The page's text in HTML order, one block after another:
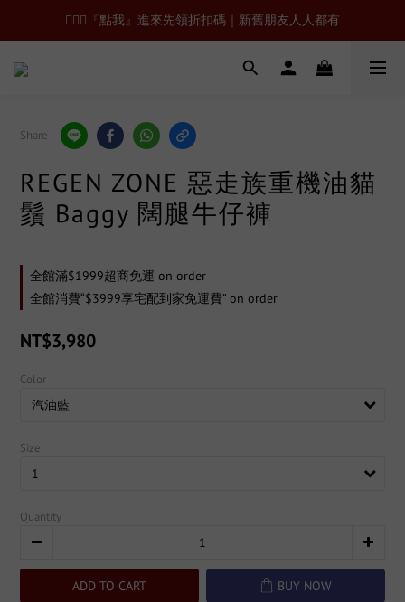
🙋🏻‍♂️『點我』進來先領折扣碼｜新舊朋友人人都有
Share
REGEN ZONE 惡走族重機油貓
鬚 Baggy 闊腿牛仔褲
全館滿$1999超商免運 on order
全館消費“$3999享宅配到家免運費” on order
NT$3,980
Color
Size
Quantity
ADD TO CART BUY NOW